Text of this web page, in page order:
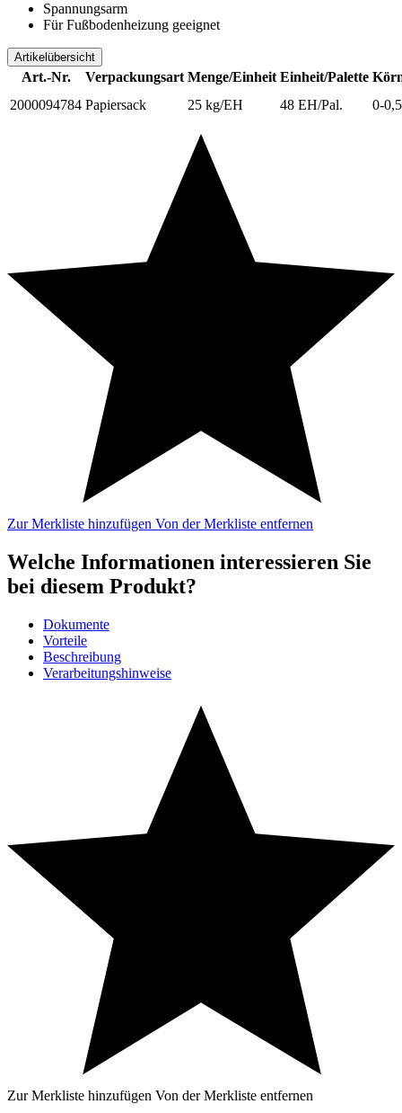
Spannungsarm
Für Fußbodenheizung geeignet
Artikelübersicht
Art.-Nr. Verpackungsart Menge/Einheit Einheit/Palette
2000094784 Papiersack 25 kg/EH 48 EH/Pal. 0-
Zur Merkliste hinzufügen Von der Merkliste entfernen
Welche Informationen interessieren Sie
bei diesem Produkt?
Dokumente
Vorteile
Beschreibung
Verarbeitungshinweise
Zur Merkliste hinzufügen Von der Merkliste entfernen